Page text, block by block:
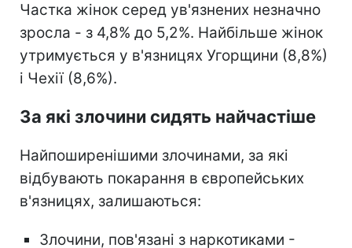
Частка жінок серед ув'язнених незначно
зросла - з 4,8% до 5,2%. Найбільше жінок
утримується у в'язницях Угорщини (8,8%)
і Чехії (8,6%).
За які злочини сидять найчастіше
Найпоширенішими злочинами, за які
відбувають покарання в європейських
в'язницях, залишаються:
Злочини, пов'язані з наркотиками -